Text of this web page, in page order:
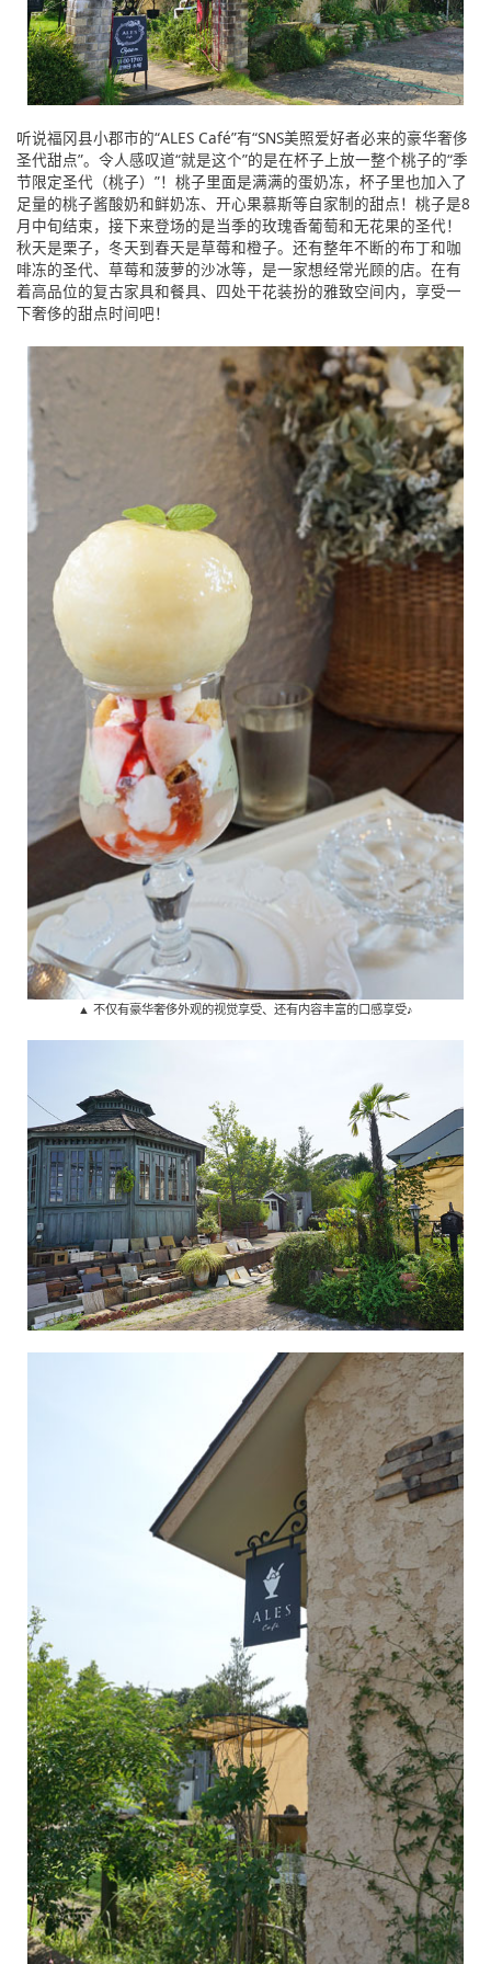
听说福冈县小郡市的“ALES Café”有“SNS美照爱好者必来的豪华奢侈
圣代甜点”。令人感叹道“就是这个”的是在杯子上放一整个桃子的“季
节限定圣代（桃子）”！桃子里面是满满的蛋奶冻，杯子里也加入了
足量的桃子酱酸奶和鲜奶冻、开心果慕斯等自家制的甜点！桃子是8
月中旬结束，接下来登场的是当季的玫瑰香葡萄和无花果的圣代！
秋天是栗子，冬天到春天是草莓和橙子。还有整年不断的布丁和咖
啡冻的圣代、草莓和菠萝的沙冰等，是一家想经常光顾的店。在有
着高品位的复古家具和餐具、四处干花装扮的雅致空间内，享受一
下奢侈的甜点时间吧！
▲ 不仅有豪华奢侈外观的视觉享受、还有内容丰富的口感享受♪